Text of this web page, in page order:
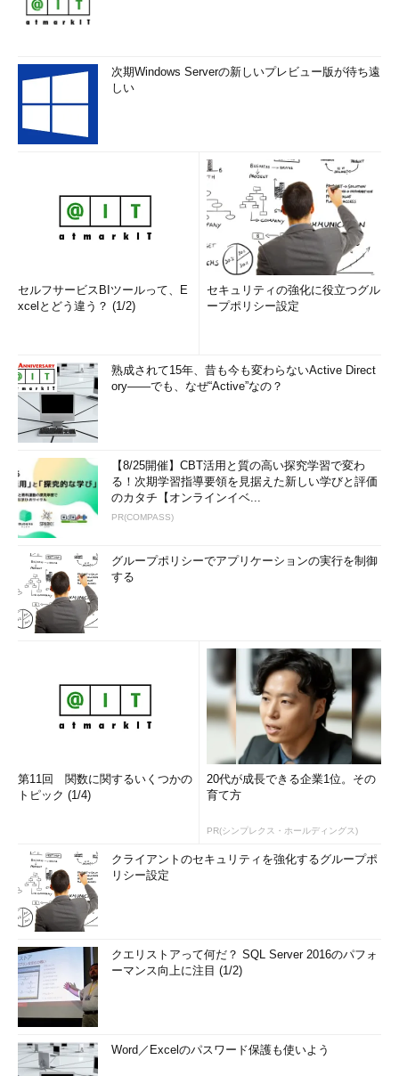
次期Windows Serverの新しいプレビュー版が待ち遠
しい
セルフサービスBIツールって、E
xcelとどう違う？ (1/2)
セキュリティの強化に役立つグル
ープポリシー設定
熟成されて15年、昔も今も変わらないActive Direct
ory――でも、なぜ“Active”なの？
【8/25開催】CBT活用と質の高い探究学習で変わ
る！次期学習指導要領を見据えた新しい学びと評価
のカタチ【オンラインイベ...
PR(COMPASS)
グループポリシーでアプリケーションの実行を制御
する
第11回 関数に関するいくつかの
トピック (1/4)
20代が成長できる企業1位。その
育て方
PR(シンプレクス・ホールディングス)
クライアントのセキュリティを強化するグループポ
リシー設定
クエリストアって何だ？ SQL Server 2016のパフォ
ーマンス向上に注目 (1/2)
Word／Excelのパスワード保護も使いよう